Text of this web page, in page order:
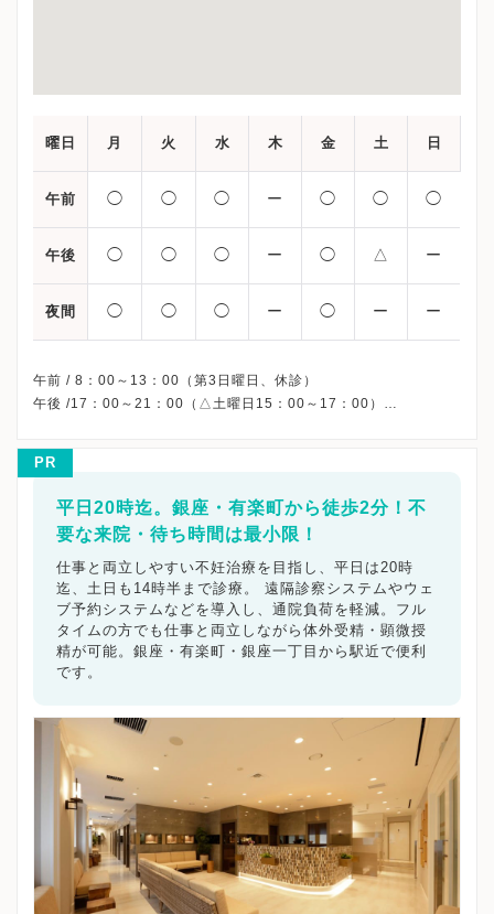
曜日 月 火 水 木 金 土 日
午前 ◯ ◯ ◯ ー ◯ ◯ ◯
午後 ◯ ◯ ◯ ー ◯ △ ー
夜間 ◯ ◯ ◯ ー ◯ ー ー
午前 / 8：00～13：00（第3日曜日、休診）
午後 /17：00～21：00（△土曜日15：00～17：00）
PR
平日20時迄。銀座・有楽町から徒歩2分！不
要な来院・待ち時間は最小限！
仕事と両立しやすい不妊治療を目指し、平日は20時
迄、土日も14時半まで診療。 遠隔診察システムやウェ
ブ予約システムなどを導入し、通院負荷を軽減。フル
タイムの方でも仕事と両立しながら体外受精・顕微授
精が可能。銀座・有楽町・銀座一丁目から駅近で便利
です。